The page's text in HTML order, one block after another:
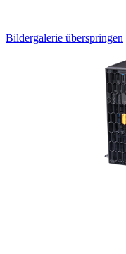
Bildergalerie überspringen